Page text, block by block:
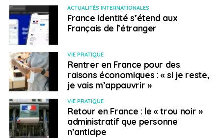
ACTUALITÉS INTERNATIONALES
France Identité s’étend aux
Français de l’étranger
VIE PRATIQUE
Rentrer en France pour des
raisons économiques : « si je reste,
je vais m’appauvrir »
VIE PRATIQUE
Retour en France : le « trou noir »
administratif que personne
n’anticipe